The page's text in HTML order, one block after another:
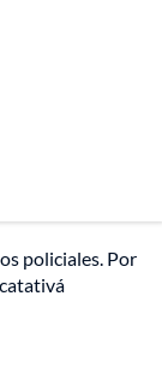
policiales. Por